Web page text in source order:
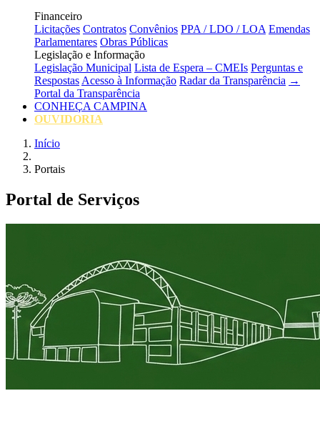
Financeiro
Licitações Contratos Convênios PPA / LDO / LOA Emendas
Parlamentares Obras Públicas
Legislação e Informação
Legislação Municipal Lista de Espera – CMEIs Perguntas e
Respostas Acesso à Informação Radar da Transparência →
Portal da Transparência
CONHEÇA CAMPINA
OUVIDORIA
Início
Portais
Portal de Serviços